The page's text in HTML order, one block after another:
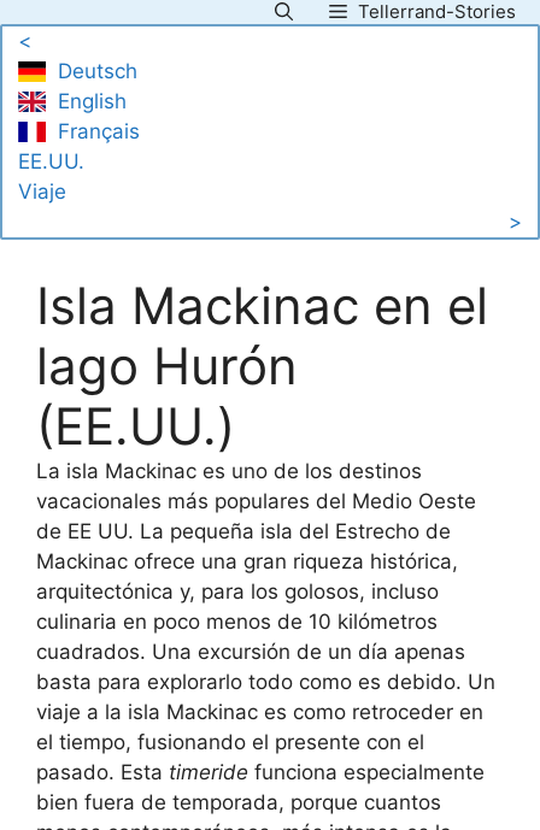
contenido
Tellerrand-Stories
<
Deutsch
English
Français
EE.UU.
Viaje
>
Isla Mackinac en el
lago Hurón
(EE.UU.)
La isla Mackinac es uno de los destinos
vacacionales más populares del Medio Oeste
de EE UU. La pequeña isla del Estrecho de
Mackinac ofrece una gran riqueza histórica,
arquitectónica y, para los golosos, incluso
culinaria en poco menos de 10 kilómetros
cuadrados. Una excursión de un día apenas
basta para explorarlo todo como es debido. Un
viaje a la isla Mackinac es como retroceder en
el tiempo, fusionando el presente con el
pasado. Esta timeride funciona especialmente
bien fuera de temporada, porque cuantos